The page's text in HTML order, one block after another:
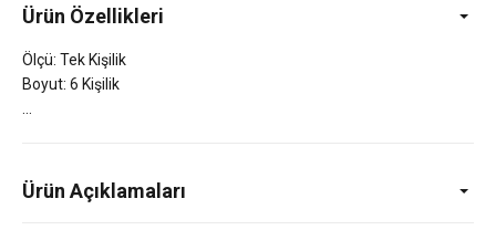
Ürün Özellikleri
Ölçü: Tek Kişilik
Boyut: 6 Kişilik
Ürün Açıklamaları